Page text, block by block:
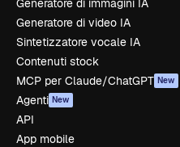
Generatore di immagini IA
Generatore di video IA
Sintetizzatore vocale IA
Contenuti stock
MCP per Claude/ChatGPT New
Agenti New
API
App mobile